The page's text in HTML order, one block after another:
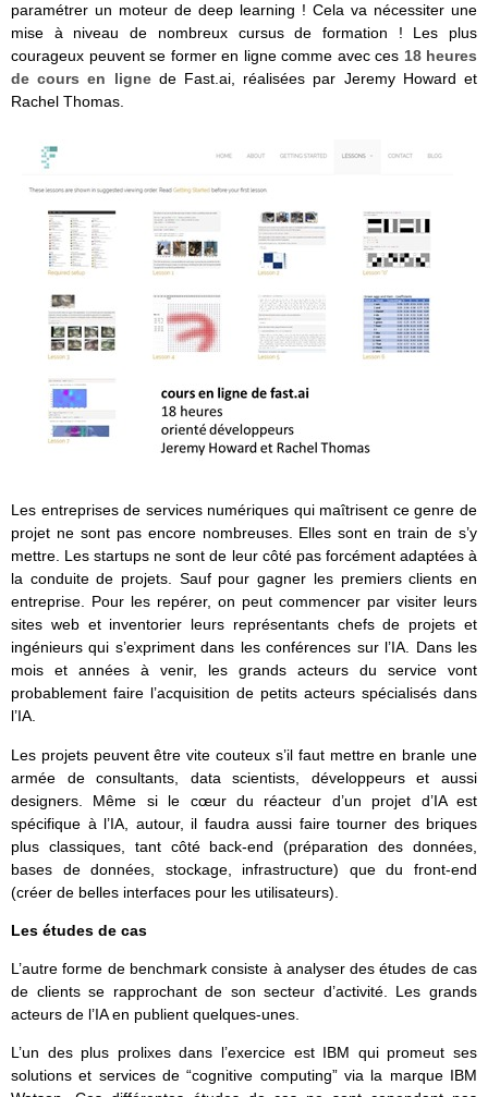
paramétrer un moteur de deep learning ! Cela va nécessiter une
mise à niveau de nombreux cursus de formation ! Les plus
courageux peuvent se former en ligne comme avec ces 18 heures
de cours en lignede Fast.ai, réalisées par Jeremy Howard et
Rachel Thomas.
Les entreprises de services numériques qui maîtrisent ce genre de
projet ne sont pas encore nombreuses. Elles sont en train de s’y
mettre. Les startups ne sont de leur côté pas forcément adaptées à
la conduite de projets. Sauf pour gagner les premiers clients en
entreprise. Pour les repérer, on peut commencer par visiter leurs
sites web et inventorier leurs représentants chefs de projets et
ingénieurs qui s’expriment dans les conférences sur l’IA. Dans les
mois et années à venir, les grands acteurs du service vont
probablement faire l’acquisition de petits acteurs spécialisés dans
l’IA.
Les projets peuvent être vite couteux s’il faut mettre en branle une
armée de consultants, data scientists, développeurs et aussi
designers. Même si le cœur du réacteur d’un projet d’IA est
spécifique à l’IA, autour, il faudra aussi faire tourner des briques
plus classiques, tant côté back-end (préparation des données,
bases de données, stockage, infrastructure) que du front-end
(créer de belles interfaces pour les utilisateurs).
Les études de cas
L’autre forme de benchmark consiste à analyser des études de cas
de clients se rapprochant de son secteur d’activité. Les grands
acteurs de l’IA en publient quelques-unes.
L’un des plus prolixes dans l’exercice est IBM qui promeut ses
solutions et services de “cognitive computing” via la marque IBM